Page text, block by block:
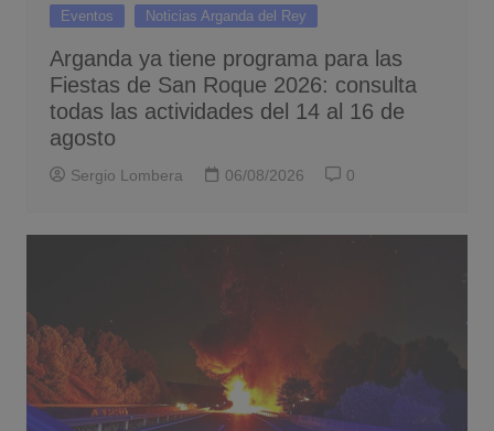
Eventos Noticias Arganda del Rey
Arganda ya tiene programa para las
Fiestas de San Roque 2026: consulta
todas las actividades del 14 al 16 de
agosto
Sergio Lombera 06/08/2026 0